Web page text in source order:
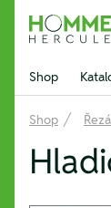
Hommel
Shop
Shop